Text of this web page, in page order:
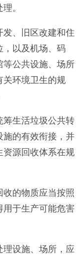
。
、旧区改建和住
，以及机场、码
等公共设施、场所
关环境卫生的规
生活垃圾公共转
施的有效衔接，并
资源回收体系在规
的物质应当按照
用于生产可能危害
设施、场所，应